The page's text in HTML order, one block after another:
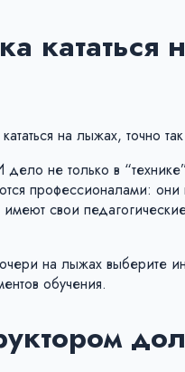
на лыжах, точно
не только в
профессионалами:
свои
на лыжах выберите
обучения.